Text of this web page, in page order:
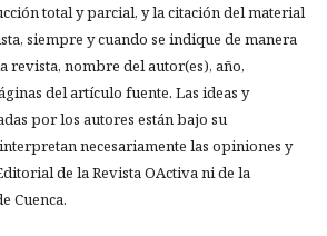
total y parcial, y la citación del material
siempre y cuando se indique de manera
revista, nombre del autor(es), año,
del artículo fuente. Las ideas y
por los autores están bajo su
necesariamente las opiniones y
de la Revista OActiva ni de la
Cuenca.